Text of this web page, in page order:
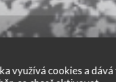
využívá cookies a dává